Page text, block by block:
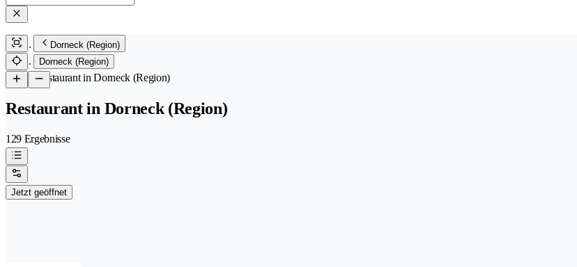
Dorneck (Region)
Dorneck (Region)
/Restaurant in Dorneck (Region)
Restaurant in Dorneck (Region)
129 Ergebnisse
Jetzt geöffnet